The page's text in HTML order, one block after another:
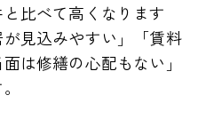
比べて高くなります
見込みやすい」「賃料
は修繕の心配もない」